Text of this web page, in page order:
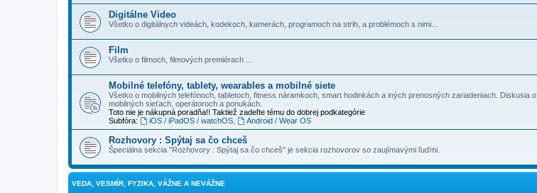
Digitálne Video
Všetko o digitálnych videách, kodekoch, kamerách, programoch na strih, a problémoch s nimi...
Film
Všetko o filmoch, filmových premiérach ...
Mobilné telefóny, tablety, wearables a mobilné siete
Všetko o mobilných telefónoch, tabletoch, fitness náramkoch, smart hodinkách a iných prenosných zariadeniach. Diskusia o
mobilných sieťach, operátoroch a ponukách.
Toto nie je nákupná poradňa!! Taktiež zadeľte tému do dobrej podkategórie
Subfóra:
iOS / iPadOS / watchOS, Android / Wear OS
Rozhovory : Spýtaj sa čo chceš
Špeciálna sekcia "Rozhovory : Spýtaj sa čo chceš" je sekcia rozhovorov so zaujímavými ľuďmi.
VEDA, VESMÍR, FYZIKA, VÁŽNE A NEVÁŽNE